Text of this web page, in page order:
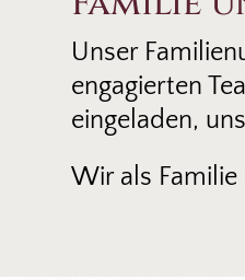
Unser
engagierten
eingeladen,
Wir als Familie